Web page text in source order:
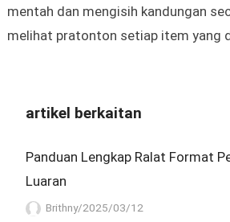
mentah dan mengisih kandungan
melihat pratonton setiap item yang
artikel berkaitan
Panduan Lengkap Ralat Format
Luaran
Brithny/2025/03/12